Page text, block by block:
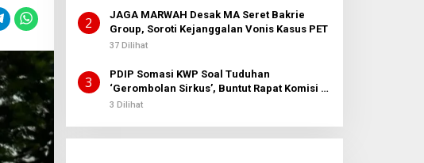
2
JAGA MARWAH Desak MA Seret Bakrie
Group, Soroti Kejanggalan Vonis Kasus PET
37 Dilihat
3
PDIP Somasi KWP Soal Tuduhan
‘Gerombolan Sirkus’, Buntut Rapat Komisi II
Dipimpin Sufmi Dasco Ahmad
3 Dilihat